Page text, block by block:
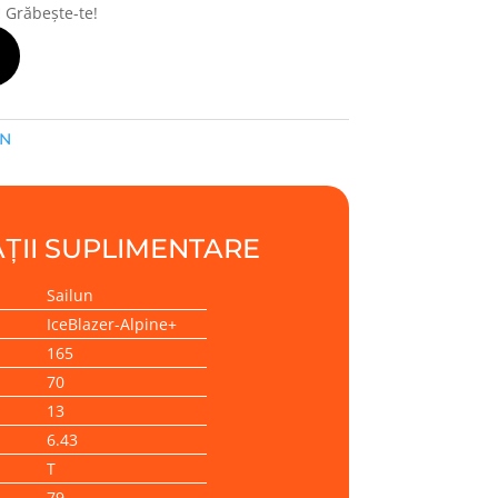
te!
SUPLIMENTARE
Sailun
IceBlazer-Alpine+
165
70
13
6.43
T